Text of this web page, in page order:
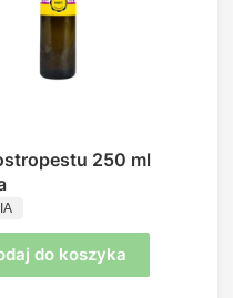
250 ml
do koszyka